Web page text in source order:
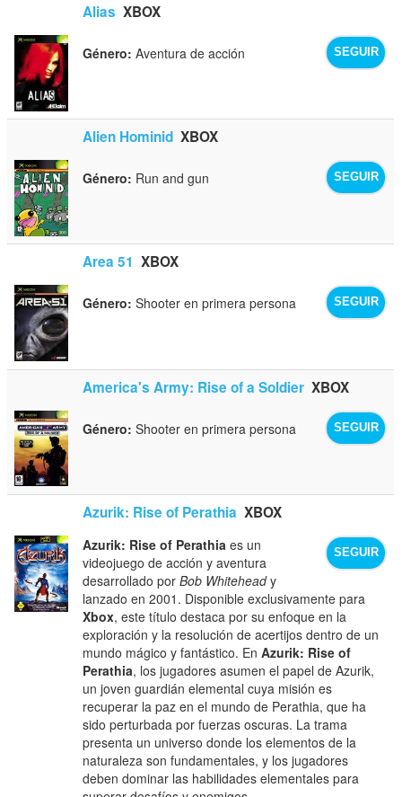
Alias XBOX
SEGUIR
Género: Aventura de acción
Alien Hominid XBOX
SEGUIR
Género: Run and gun
Area 51 XBOX
SEGUIR
Género: Shooter en primera persona
America's Army: Rise of a Soldier XBOX
SEGUIR
Género: Shooter en primera persona
Azurik: Rise of Perathia XBOX
SEGUIR
Azurik: Rise of Perathia es un
videojuego de acción y aventura
desarrollado porBob Whiteheady
lanzado en 2001. Disponible exclusivamente para
Xbox, este título destaca por su enfoque en la
exploración y la resolución de acertijos dentro de un
mundo mágico y fantástico. EnAzurik: Rise of
Perathia, los jugadores asumen el papel de Azurik,
un joven guardián elemental cuya misión es
recuperar la paz en el mundo de Perathia, que ha
sido perturbada por fuerzas oscuras. La trama
presenta un universo donde los elementos de la
naturaleza son fundamentales, y los jugadores
deben dominar las habilidades elementales para